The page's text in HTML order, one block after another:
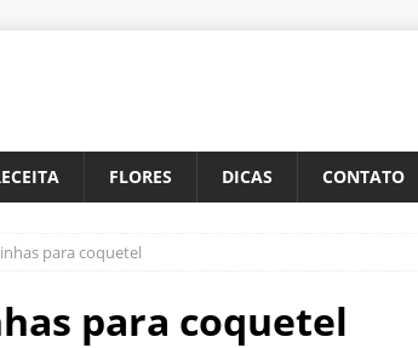
FLORES DICAS CONTATO
para coquetel
para coquetel